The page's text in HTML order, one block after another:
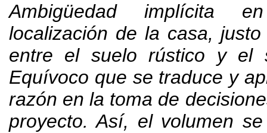
Ambigüedad implícita
localización de la casa,
entre el suelo rústico y el
Equívoco que se traduce y
razón en la toma de
proyecto. Así, el volumen